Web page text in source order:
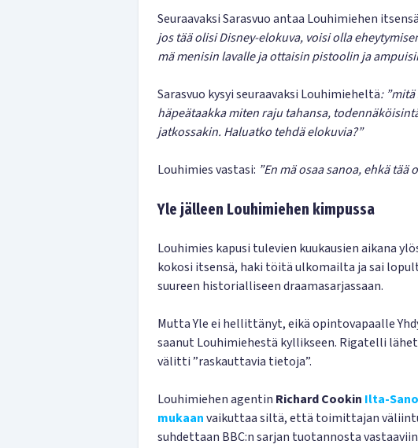
Seuraavaksi Sarasvuo antaa Louhimiehen
jos tää olisi Disney-elokuva, voisi olla
mä menisin lavalle ja ottaisin pistoolin ja
Sarasvuo kysyi seuraavaksi Louhimieheltä:
häpeätaakka miten raju tahansa,
jatkossakin. Haluatko tehdä elokuvia?”
Louhimies vastasi: ”En mä osaa sanoa, ehkä tää
Yle jälleen Louhimiehen kimpussa
Louhimies kapusi tulevien kuukausien aikana
kokosi itsensä, haki töitä ulkomailta ja sai
suureen historialliseen draamasarjassaan.
Mutta Yle ei hellittänyt, eikä opintovapaalle
saanut Louhimiehestä kyllikseen. Rigatelli
välitti ”raskauttavia tietoja”.
Louhimiehen agentin Richard Cookin Ilta-
mukaanvaikuttaa siltä, että toimittajan
suhdettaan BBC:n sarjan tuotannosta